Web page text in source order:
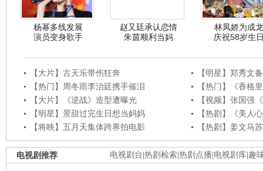
杨幂多线发展
演员变身歌手
赵又廷承认恋情
朱茵顺利当妈
林凤娇为成龙
庆祝58岁生
【大片】古天乐带伤狂奔
【明星】郑秀文
【热门】周冬雨李治廷携手催泪
【热门】《香格
【大片】《逆战》造型遭曝光
【视频】张国强
【明星】景甜过完生日想当妈妈
【热剧】《美人
【将映】五月天集体跨界拍电影
【热剧】姜文马
电视剧台 热剧检索 热剧点播 电视剧库 趣
电视剧推荐